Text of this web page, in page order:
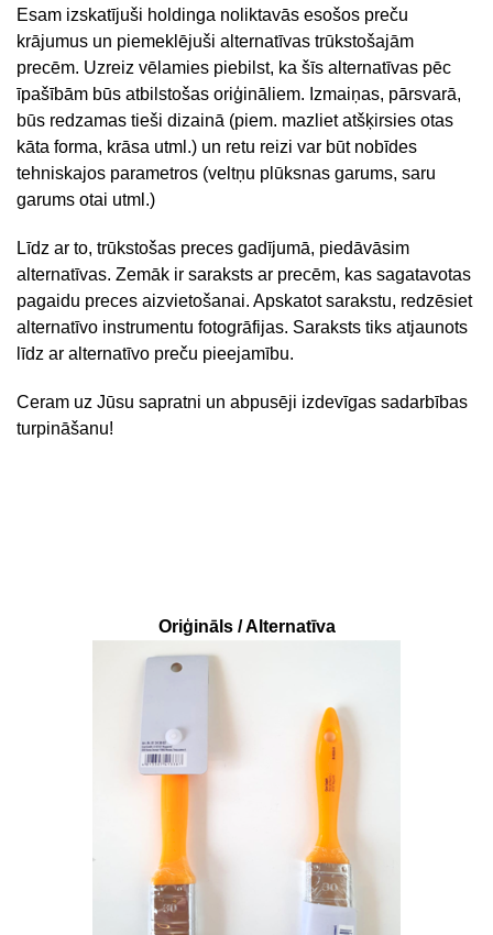
Esam izskatījuši holdinga noliktavās esošos preču
krājumus un piemeklējuši alternatīvas trūkstošajām
precēm. Uzreiz vēlamies piebilst, ka šīs alternatīvas pēc
īpašībām būs atbilstošas oriģināliem. Izmaiņas, pārsvarā,
būs redzamas tieši dizainā (piem. mazliet atšķirsies otas
kāta forma, krāsa utml.) un retu reizi var būt nobīdes
tehniskajos parametros (veltņu plūksnas garums, saru
garums otai utml.)
Līdz ar to, trūkstošas preces gadījumā, piedāvāsim
alternatīvas. Zemāk ir saraksts ar precēm, kas sagatavotas
pagaidu preces aizvietošanai. Apskatot sarakstu, redzēsiet
alternatīvo instrumentu fotogrāfijas. Saraksts tiks atjaunots
līdz ar alternatīvo preču pieejamību.
Ceram uz Jūsu sapratni un abpusēji izdevīgas sadarbības
turpināšanu!
Oriģināls / Alternatīva